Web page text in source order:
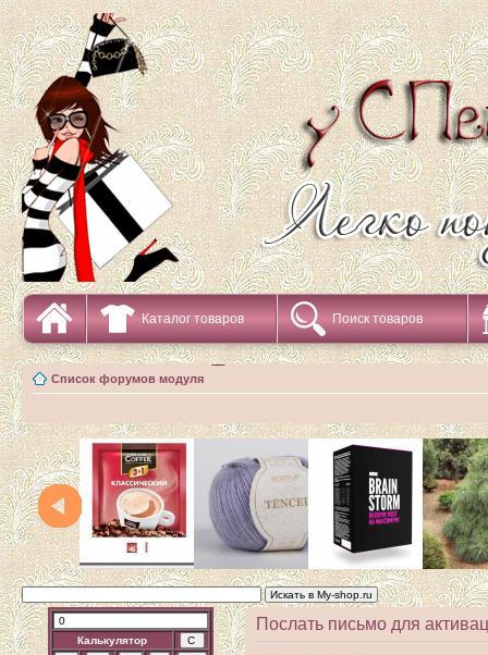
Каталог товаров Поиск товаров
Список форумов модуля
Калькулятор
Послать письмо для